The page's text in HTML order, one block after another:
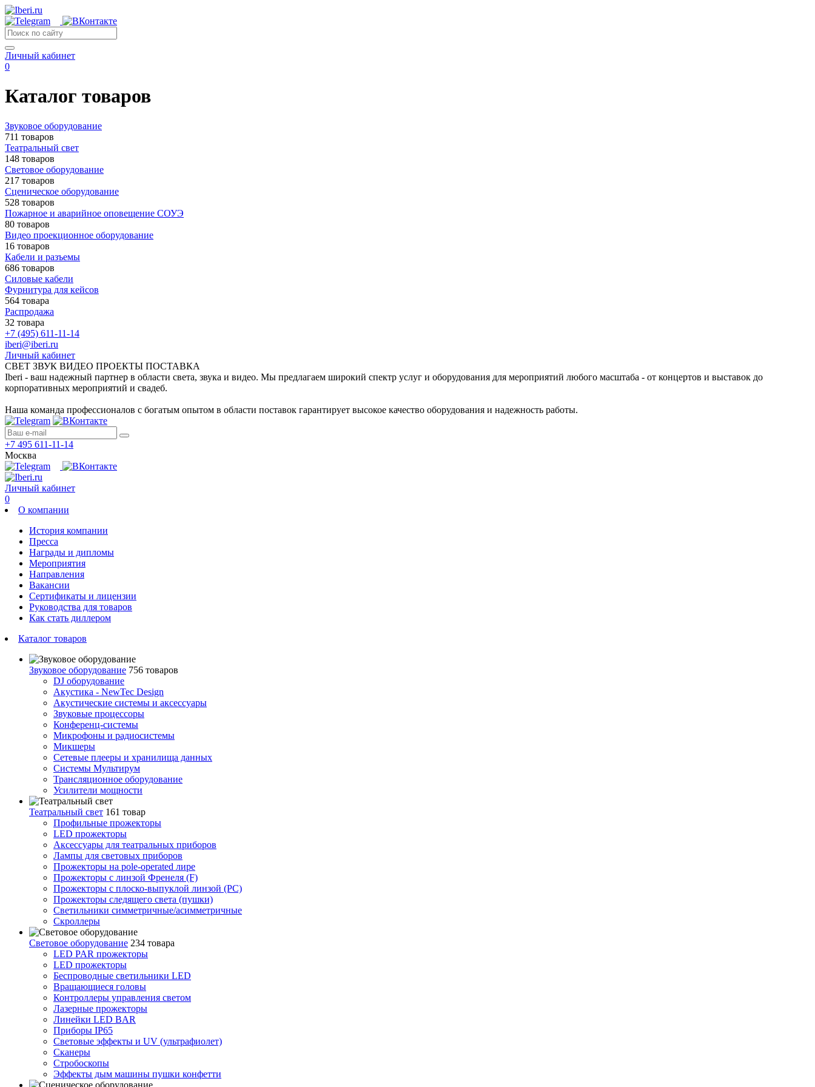
Личный кабинет
0
Каталог товаров
Звуковое оборудование
711 товаров
Театральный свет
148 товаров
Световое оборудование
217 товаров
Сценическое оборудование
528 товаров
Пожарное и аварийное оповещение СОУЭ
80 товаров
Видео проекционное оборудование
16 товаров
Кабели и разъемы
686 товаров
Силовые кабели
Фурнитура для кейсов
564 товара
Распродажа
32 товара
+7 (495) 611-11-14
iberi@iberi.ru
Личный кабинет
СВЕТ ЗВУК ВИДЕО ПРОЕКТЫ ПОСТАВКА
Iberi - ваш надежный партнер в области света, звука и видео. Мы предлагаем широкий спектр услуг и оборудования для мероприятий любого масштаба - от концертов и выставок до
корпоративных мероприятий и свадеб.
Наша команда профессионалов с богатым опытом в области поставок гарантирует высокое качество оборудования и надежность работы.
+7 495 611-11-14
Москва
Личный кабинет
0
О компании
История компании
Пресса
Награды и дипломы
Мероприятия
Направления
Вакансии
Сертификаты и лицензии
Руководства для товаров
Как стать диллером
Каталог товаров
Звуковое оборудование 756 товаров
DJ оборудование
Акустика - NewTec Design
Акустические системы и аксессуары
Звуковые процессоры
Конференц-системы
Микрофоны и радиосистемы
Микшеры
Сетевые плееры и хранилища данных
Системы Мультирум
Трансляционное оборудование
Усилители мощности
Театральный свет 161 товар
Профильные прожекторы
LED прожекторы
Аксессуары для театральных приборов
Лампы для световых приборов
Прожекторы на pole-operated лире
Прожекторы с линзой Френеля (F)
Прожекторы с плоско-выпуклой линзой (PC)
Прожекторы следящего света (пушки)
Светильники симметричные/асимметричные
Скроллеры
Световое оборудование 234 товара
LED PAR прожекторы
LED прожекторы
Беспроводные светильники LED
Вращающиеся головы
Контроллеры управления светом
Лазерные прожекторы
Линейки LED BAR
Приборы IP65
Световые эффекты и UV (ультрафиолет)
Сканеры
Стробоскопы
Эффекты дым машины пушки конфетти